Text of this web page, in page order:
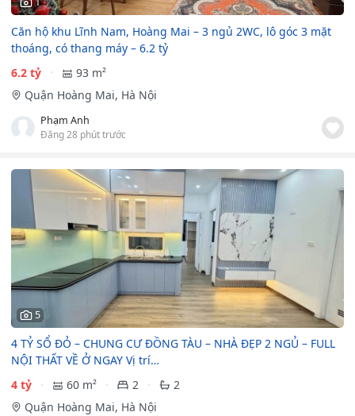
Căn hộ khu Lĩnh Nam, Hoàng Mai – 3 ngủ 2WC, lô góc 3 mặt
thoáng, có thang máy – 6.2 tỷ
6.2 tỷ
93 m²
Quận Hoàng Mai, Hà Nội
Phạm Anh
Đăng 28 phút trước
5
4 TỶ SỔ ĐỎ – CHUNG CƯ ĐỒNG TÀU – NHÀ ĐẸP 2 NGỦ – FULL
NỘI THẤT VỀ Ở NGAY Vị trí…
4 tỷ
60 m² 2
2
Quận Hoàng Mai, Hà Nội